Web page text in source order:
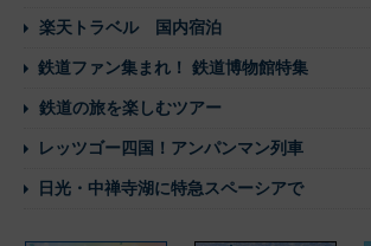
楽天トラベル 国内宿泊
鉄道ファン集まれ！ 鉄道博物館特集
鉄道の旅を楽しむツアー
レッツゴー四国！アンパンマン列車
日光・中禅寺湖に特急スペーシアで